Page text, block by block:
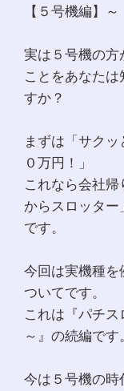
【５号機編】～
実は５号機の方
ことをあなたは
すか？
まずは「サクッ
０万円！」
これなら会社帰
からスロッター
です。
今回は実機種を
ついてです。
これは『パチ
～』の続編です
今は５号機の時